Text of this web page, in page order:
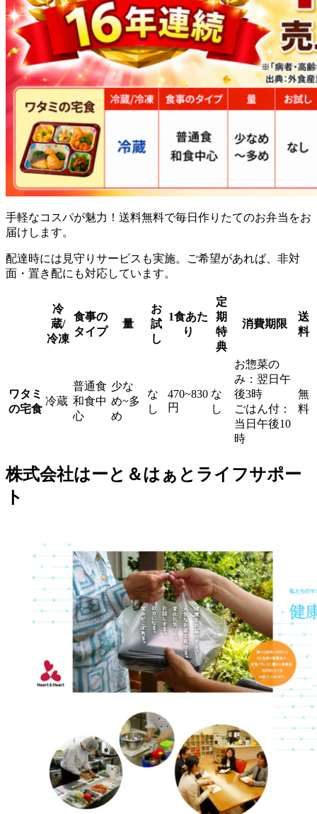
手軽なコスパが魅力！送料無料で毎日作りたてのお弁当をお
届け します。
配達時には見守りサービスも実施。ご希望があれば、非対
面・置き配にも対応しています。
冷
蔵/
冷凍
食事の
タイプ
量
お
試
し
1食あた
り
定
期
特
典
消費期限
送
料
ワタミ
の宅食
冷蔵
普通食
和食中
心
少な
め~多
め
な
し
470~830
円
な
し
お惣菜の
み：翌日午
後3時
ごはん付：
当日午後10
時
無
料
株式会社はーと＆はぁとライフサポー
ト